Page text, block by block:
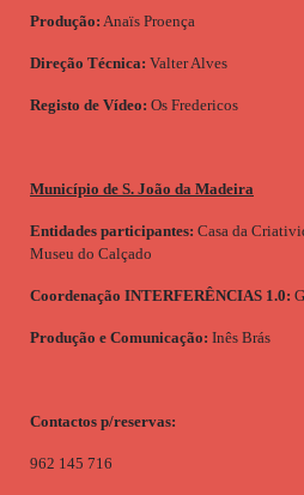
Produção: Anaïs Proença
Direção Técnica: Valter Alves
Registo de Vídeo: Os Fredericos
Município de S. João da Madeira
Entidades participantes: Casa da
Museu do Calçado
Coordenação INTERFERÊNCIAS 1.0:
Produção e Comunicação: Inês Brás
Contactos p/reservas:
962 145 716